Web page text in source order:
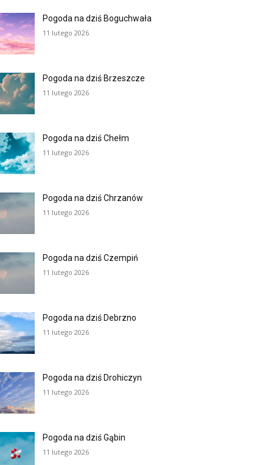
Pogoda na dziś Boguchwała
11 lutego 2026
Pogoda na dziś Brzeszcze
11 lutego 2026
Pogoda na dziś Chełm
11 lutego 2026
Pogoda na dziś Chrzanów
11 lutego 2026
Pogoda na dziś Czempiń
11 lutego 2026
Pogoda na dziś Debrzno
11 lutego 2026
Pogoda na dziś Drohiczyn
11 lutego 2026
Pogoda na dziś Gąbin
11 lutego 2026